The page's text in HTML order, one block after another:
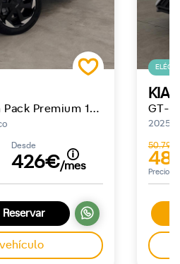
1.6 T-GDi HEV Emotion Pack Premium 158 kW (215 CV)
Desde
426€/mes
Reservar
KIA
2025
50.790
Precio